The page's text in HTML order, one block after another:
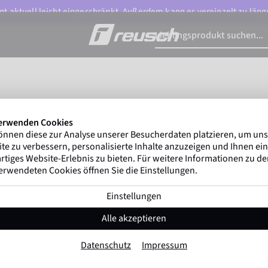
aktuell leicht eingeschränkt. Außerdem kann es vereinzelt zu
Down Spirit GORE-TEX®
Cookies
diese zur Analyse unserer Besucherdaten platzieren, um
zu verbessern, personalisierte Inhalte anzuzeigen und Ihnen ein
Website-Erlebnis zu bieten. Für weitere Informationen zu
Cookies öffnen Sie die Einstellungen.
Einstellungen
Alle akzeptieren
Datenschutz Impressum